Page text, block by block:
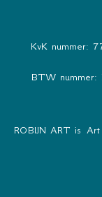
KvK nummer:
BTW nummer:
ROBIJN ART is